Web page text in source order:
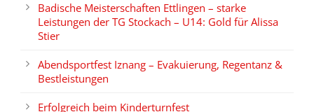
Badische Meisterschaften Ettlingen – starke
Leistungen der TG Stockach – U14: Gold für Alissa
Stier
Abendsportfest Iznang – Evakuierung, Regentanz &
Bestleistungen
Erfolgreich beim Kinderturnfest